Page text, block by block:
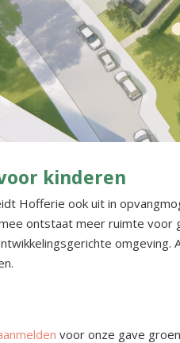
kinderen
Hofferie ook uit in
ontstaat meer ruimte voor
voor onze gave